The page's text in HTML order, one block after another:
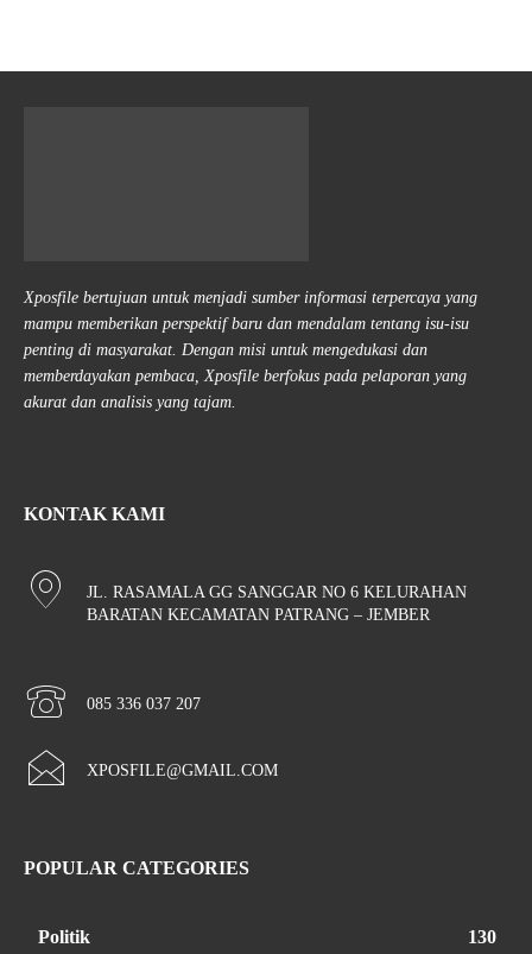
Xposfile bertujuan untuk menjadi sumber informasi terpercaya yang
mampu memberikan perspektif baru dan mendalam tentang isu-isu
penting di masyarakat. Dengan misi untuk mengedukasi dan
memberdayakan pembaca, Xposfile berfokus pada pelaporan yang
akurat dan analisis yang tajam.
KONTAK KAMI
JL. RASAMALA GG SANGGAR NO 6 KELURAHAN
BARATAN KECAMATAN PATRANG – JEMBER
085 336 037 207
XPOSFILE@GMAIL.COM
POPULAR CATEGORIES
Politik 130